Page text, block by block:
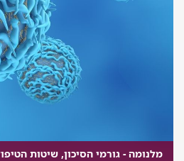
מלנומה - גורמי הסיכון, שיטות